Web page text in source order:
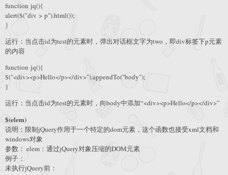
function jq(){
alert($("div > p").html());
}
运行：当点击id为test的元素时，弹出对话框文字为two，即div标签下p元素
的内容
function jq(){
$("<div><p>Hello</p></div>").appendTo("body");
}
运行：当点击id为test的元素时，向body中添加“<div><p>Hello</p></div>”
$(elem)
说明：限制jQuery作用于一个特定的dom元素，这个函数也接受xml文档和
windows对象
参数： elem：通过jQuery对象压缩的DOM元素
例子：
未执行jQuery前：